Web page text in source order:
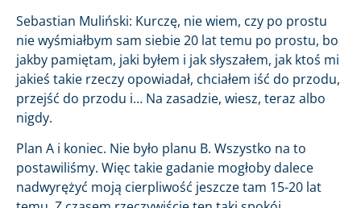
Sebastian Muliński: Kurczę, nie wiem, czy po prostu
nie wyśmiałbym sam siebie 20 lat temu po prostu, bo
jakby pamiętam, jaki byłem i jak słyszałem, jak ktoś mi
jakieś takie rzeczy opowiadał, chciałem iść do przodu,
przejść do przodu i… Na zasadzie, wiesz, teraz albo
nigdy.
Plan A i koniec. Nie było planu B. Wszystko na to
postawiliśmy. Więc takie gadanie mogłoby dalece
nadwyrężyć moją cierpliwość jeszcze tam 15-20 lat